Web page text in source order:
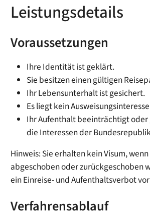
Leistungsdetails
Voraussetzungen
Ihre Identität ist geklärt.
Sie besitzen einen gültigen
Ihr Lebensunterhalt ist gesichert.
Es liegt kein
Ihr Aufenthalt beeinträchtigt
die Interessen der
Hinweis: Sie erhalten kein Visum,
abgeschoben oder zurückgeschoben
ein Einreise- und Aufenthaltsverbot
Verfahrensablauf